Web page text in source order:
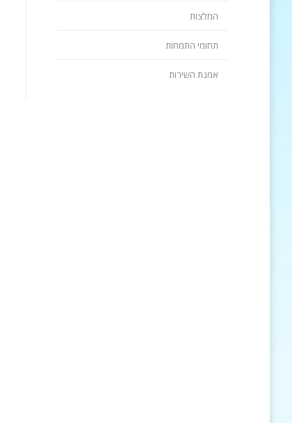
המלצות
תחומי התמחות
אמנת השירות